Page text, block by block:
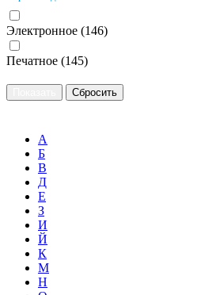
Электронное (146)
Печатное (145)
А
Б
В
Д
Е
З
И
Й
К
М
Н